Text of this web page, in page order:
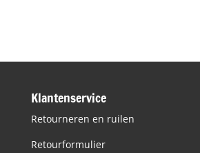
Klantenservice
Retourneren en ruilen
Retourformulier